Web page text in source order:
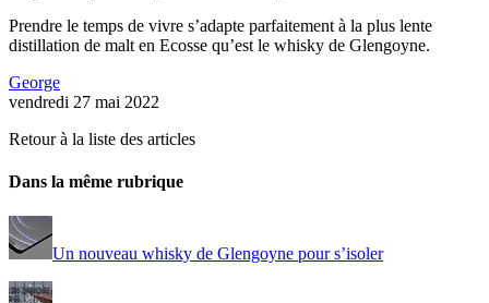
Prendre le temps de vivre s’adapte parfaitement à la plus lente
distillation de malt en Ecosse qu’est le whisky de Glengoyne.
George
vendredi 27 mai 2022
Retour à la liste des articles
Dans la même rubrique
Un nouveau whisky de Glengoyne pour s’isoler